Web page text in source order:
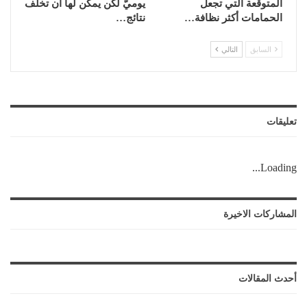
المتوقّعة التي تجعل
الحمامات أكثر نظافة…
يوميّ لكن يمكن لها أن تخلّف
نتائج…
السابق التالي
تعليقات
Loading...
المشاركات الاخيرة
أحدث المقالات